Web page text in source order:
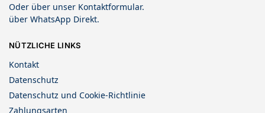
Oder über unser Kontaktformular.
über WhatsApp Direkt.
NÜTZLICHE LINKS
Kontakt
Datenschutz
Datenschutz und Cookie-Richtlinie
Zahlungsarten